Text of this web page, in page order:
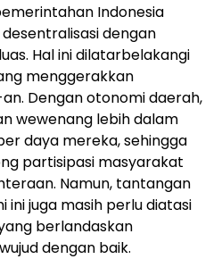
Indonesia
dengan
Hal ini dilatarbelakangi
menggerakkan
Dengan otonomi daerah,
wewenang lebih dalam
daya mereka, sehingga
partisipasi masyarakat
Namun, tantangan
juga masih perlu diatasi
berlandaskan
dengan baik.